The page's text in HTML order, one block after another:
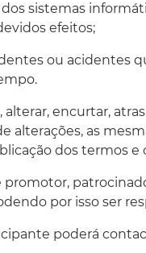
sistemas
efeitos;
ou acidentes
alterar, encurtar,
alterações, as
dos termos
por isso ser
poderá